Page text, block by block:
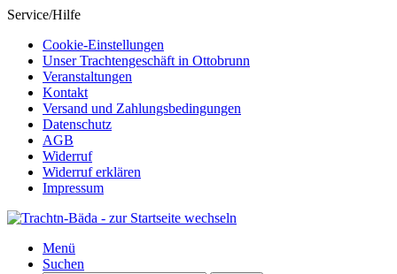
Service/Hilfe
Cookie-Einstellungen
Unser Trachtengeschäft in Ottobrunn
Veranstaltungen
Kontakt
Versand und Zahlungsbedingungen
Datenschutz
AGB
Widerruf
Widerruf erklären
Impressum
Menü
Suchen